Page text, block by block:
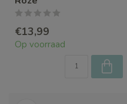
€13,99
Op voorraad